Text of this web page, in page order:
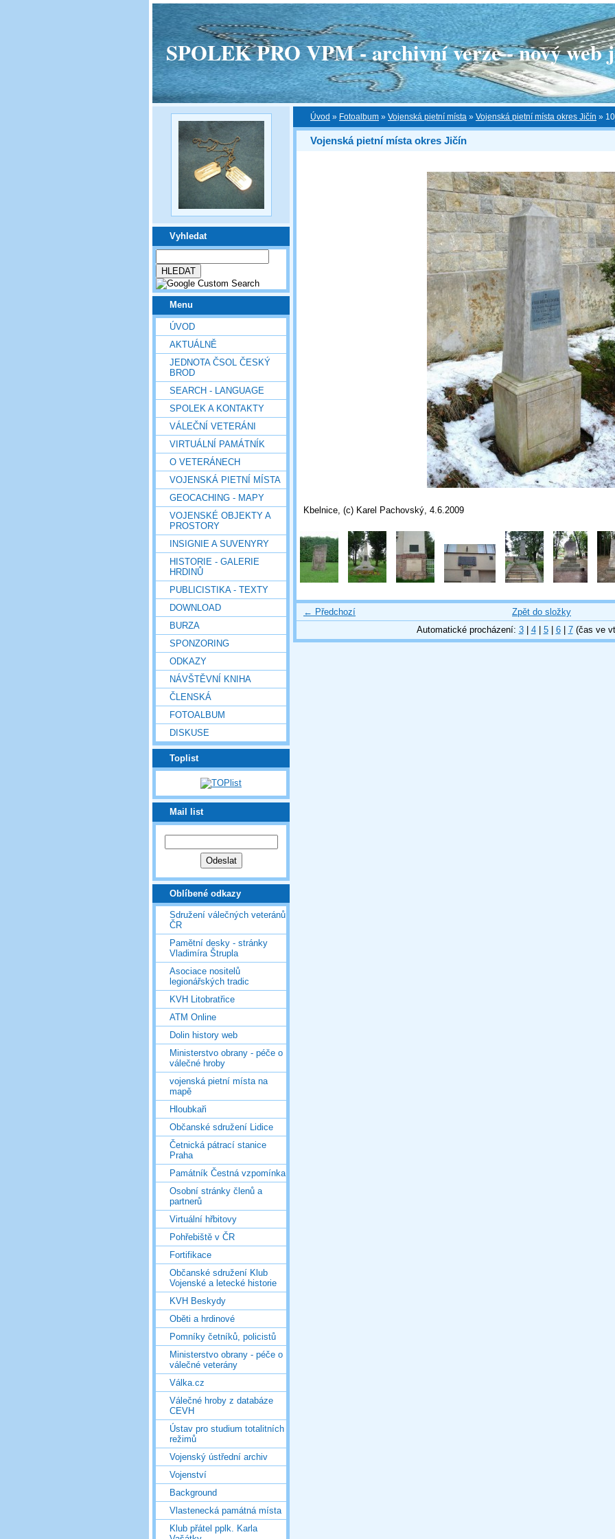
SPOLEK PRO VPM - archivní verze - nový web
Vyhledat
Menu
ÚVOD
AKTUÁLNĚ
JEDNOTA ČSOL ČESKÝ
BROD
SEARCH - LANGUAGE
SPOLEK A KONTAKTY
VÁLEČNÍ VETERÁNI
VIRTUÁLNÍ PAMÁTNÍK
O VETERÁNECH
VOJENSKÁ PIETNÍ MÍSTA
GEOCACHING - MAPY
VOJENSKÉ OBJEKTY A
PROSTORY
INSIGNIE A SUVENYRY
HISTORIE - GALERIE
HRDINŮ
PUBLICISTIKA - TEXTY
DOWNLOAD
BURZA
SPONZORING
ODKAZY
NÁVŠTĚVNÍ KNIHA
ČLENSKÁ
FOTOALBUM
DISKUSE
Toplist
Mail list
Oblíbené odkazy
Sdružení válečných veteránů
ČR
Pamětní desky - stránky
Vladimíra Štrupla
Asociace nositelů
legionářských tradic
KVH Litobratřice
ATM Online
Dolin history web
Ministerstvo obrany - péče o
válečné hroby
vojenská pietní místa na
mapě
Hloubkaři
Občanské sdružení Lidice
Četnická pátrací stanice
Praha
Památník Čestná vzpomínka
Osobní stránky členů a
partnerů
Virtuální hřbitovy
Pohřebiště v ČR
Fortifikace
Občanské sdružení Klub
Vojenské a letecké historie
KVH Beskydy
Oběti a hrdinové
Pomníky četníků, policistů
Ministerstvo obrany - péče o
válečné veterány
Válka.cz
Válečné hroby z databáze
CEVH
Ústav pro studium totalitních
režimů
Vojenský ústřední archiv
Vojenství
Background
Vlastenecká památná místa
Klub přátel pplk. Karla
Úvod » Fotoalbum » Vojenská pietní místa » Vojenská pietní místa okres Jičín »
Vojenská pietní místa okres Jičín
Kbelnice, (c) Karel Pachovský, 4.6.2009
← Předchozí
Zpět do složky
Automatické procházení: 3| 4| 5| 6| 7(čas ve